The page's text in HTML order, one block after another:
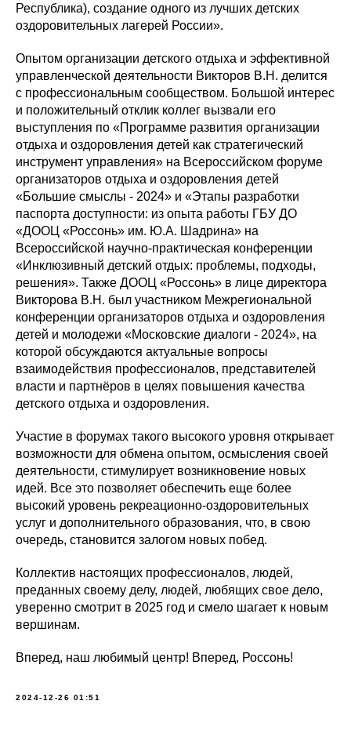
Республика), создание одного из лучших детских
оздоровительных лагерей России».
Опытом организации детского отдыха и эффективной
управленческой деятельности Викторов В.Н. делится
с профессиональным сообществом. Большой интерес
и положительный отклик коллег вызвали его
выступления по «Программе развития организации
отдыха и оздоровления детей как стратегический
инструмент управления» на Всероссийском форуме
организаторов отдыха и оздоровления детей
«Большие смыслы - 2024» и «Этапы разработки
паспорта доступности: из опыта работы ГБУ ДО
«ДООЦ «Россонь» им. Ю.А. Шадрина» на
Всероссийской научно-практическая конференции
«Инклюзивный детский отдых: проблемы, подходы,
решения». Также ДООЦ «Россонь» в лице директора
Викторова В.Н. был участником Межрегиональной
конференции организаторов отдыха и оздоровления
детей и молодежи «Московские диалоги - 2024», на
которой обсуждаются актуальные вопросы
взаимодействия профессионалов, представителей
власти и партнёров в целях повышения качества
детского отдыха и оздоровления.
Участие в форумах такого высокого уровня открывает
возможности для обмена опытом, осмысления своей
деятельности, стимулирует возникновение новых
идей. Все это позволяет обеспечить еще более
высокий уровень рекреационно-оздоровительных
услуг и дополнительного образования, что, в свою
очередь, становится залогом новых побед.
Коллектив настоящих профессионалов, людей,
преданных своему делу, людей, любящих свое дело,
уверенно смотрит в 2025 год и смело шагает к новым
вершинам.
Вперед, наш любимый центр! Вперед, Россонь!
2024-12-26 01:51